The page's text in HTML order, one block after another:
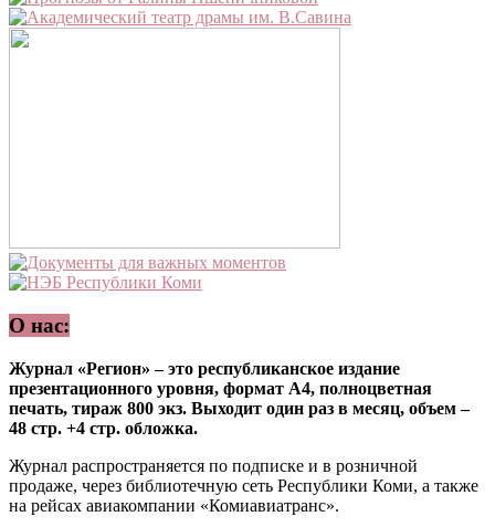
О нас:
Журнал «Регион» – это республиканское издание
презентационного уровня, формат А4, полноцветная
печать, тираж 800 экз. Выходит один раз в месяц, объем –
48 стр. +4 стр. обложка.
Журнал распространяется по подписке и в розничной
продаже, через библиотечную сеть Республики Коми, а также
на рейсах авиакомпании «Комиавиатранс».